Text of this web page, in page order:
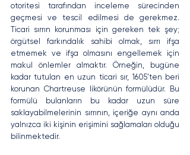
otoritesi tarafından inceleme sürecinden
geçmesi ve tescil edilmesi de gerekmez.
Ticari sırrın korunması için gereken tek şey;
örgütsel farkındalık sahibi olmak, sırrı ifşa
etmemek ve ifşa olmasını engellemek için
makul önlemler almaktır. Örneğin, bugüne
kadar tutulan en uzun ticari sır, 1605’ten beri
korunan Chartreuse likörünün formülüdür. Bu
formülü bulanların bu kadar uzun süre
saklayabilmelerinin sırrının, içeriğe aynı anda
yalnızca iki kişinin erişimini sağlamaları olduğu
bilinmektedir.